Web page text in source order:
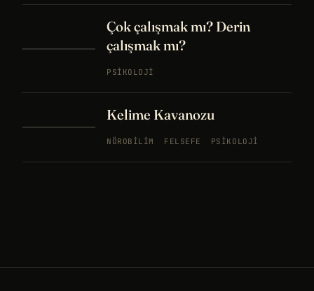
Çok çalışmak mı? Derin
çalışmak mı?
PSIKOLOJI
Kelime Kavanozu
NÖROBILIM FELSEFE PSIKOLOJI